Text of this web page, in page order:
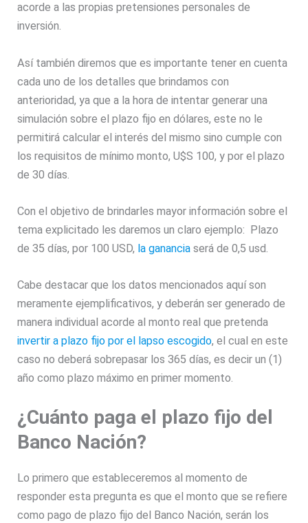
acorde a las propias pretensiones personales de
inversión.
Así también diremos que es importante tener en cuenta
cada uno de los detalles que brindamos con
anterioridad, ya que a la hora de intentar generar una
simulación sobre el plazo fijo en dólares, este no le
permitirá calcular el interés del mismo sino cumple con
los requisitos de mínimo monto, U$S 100, y por el plazo
de 30 días.
Con el objetivo de brindarles mayor información sobre el
tema explicitado les daremos un claro ejemplo: Plazo
de 35 días, por 100 USD, la ganancia será de 0,5 usd.
Cabe destacar que los datos mencionados aquí son
meramente ejemplificativos, y deberán ser generado de
manera individual acorde al monto real que pretenda
invertir a plazo fijo por el lapso escogido, el cual en este
caso no deberá sobrepasar los 365 días, es decir un (1)
año como plazo máximo en primer momento.
¿Cuánto paga el plazo fijo del
Banco Nación?
Lo primero que estableceremos al momento de
responder esta pregunta es que el monto que se refiere
como pago de plazo fijo del Banco Nación, serán los